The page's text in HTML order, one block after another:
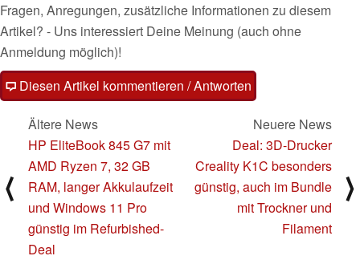
Fragen, Anregungen, zusätzliche Informationen zu diesem
Artikel? - Uns interessiert Deine Meinung (auch ohne
Anmeldung möglich)!
Diesen Artikel kommentieren / Antworten
⟨
Ältere News
HP EliteBook 845 G7 mit
AMD Ryzen 7, 32 GB
RAM, langer Akkulaufzeit
und Windows 11 Pro
günstig im Refurbished-
Deal
Neuere News
Deal: 3D-Drucker
Creality K1C besonders
günstig, auch im Bundle
mit Trockner und
Filament
⟩